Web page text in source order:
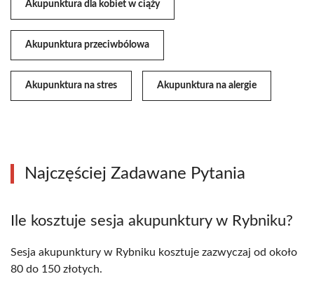
Akupunktura dla kobiet w ciąży
Akupunktura przeciwbólowa
Akupunktura na stres Akupunktura na alergie
Najczęściej Zadawane Pytania
Ile kosztuje sesja akupunktury w Rybniku?
Sesja akupunktury w Rybniku kosztuje zazwyczaj od około
80 do 150 złotych.